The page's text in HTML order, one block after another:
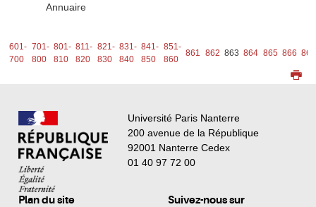
Type :
Annuaire
601-
700
701-
800
801-
810
811-
820
821-
830
831-
840
841-
850
851-
860
861 862 863 864 865 866 867
Université Paris Nanterre
200 avenue de la République
92001 Nanterre Cedex
01 40 97 72 00
Plan du site Suivez-nous sur